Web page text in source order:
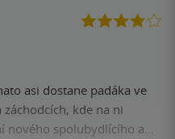
asi dostane padáka ve
záchodcích, kde na ni
nového spolubydlícího a